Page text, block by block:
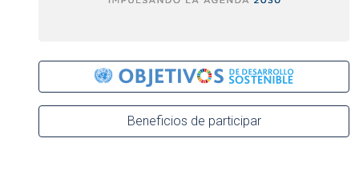
Beneficios de participar